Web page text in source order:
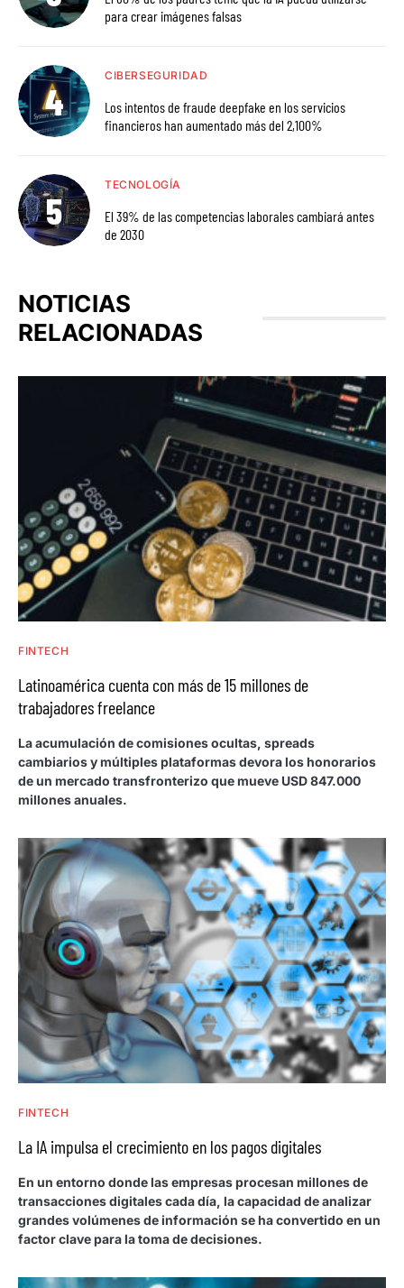
para crear imágenes falsas
CIBERSEGURIDAD
Los intentos de fraude deepfake en los servicios
financieros han aumentado más del 2,100%
TECNOLOGÍA
El 39% de las competencias laborales cambiará antes
de 2030
NOTICIAS
RELACIONADAS
FINTECH
Latinoamérica cuenta con más de 15 millones de
trabajadores freelance
La acumulación de comisiones ocultas, spreads
cambiarios y múltiples plataformas devora los honorarios
de un mercado transfronterizo que mueve USD 847.000
millones anuales.
FINTECH
La IA impulsa el crecimiento en los pagos digitales
En un entorno donde las empresas procesan millones de
transacciones digitales cada día, la capacidad de analizar
grandes volúmenes de información se ha convertido en un
factor clave para la toma de decisiones.